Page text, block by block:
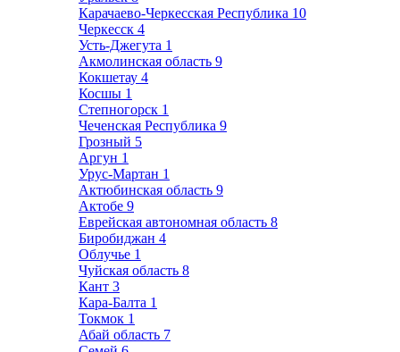
Карачаево-Черкесская Республика 10
Черкесск 4
Усть-Джегута 1
Акмолинская область 9
Кокшетау 4
Косшы 1
Степногорск 1
Чеченская Республика 9
Грозный 5
Аргун 1
Урус-Мартан 1
Актюбинская область 9
Актобе 9
Еврейская автономная область 8
Биробиджан 4
Облучье 1
Чуйская область 8
Кант 3
Кара-Балта 1
Токмок 1
Абай область 7